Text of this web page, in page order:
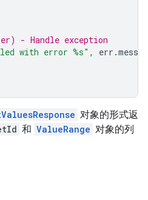
- Handle exception
with error %s" , err .
对象的形式返
和 ValueRange 对象的列